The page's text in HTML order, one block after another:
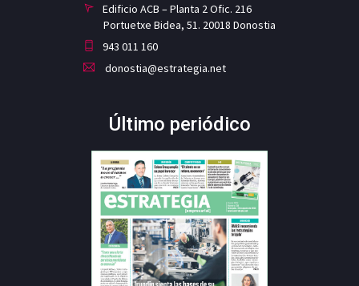
Edificio ACB – Planta 2 Ofic. 216
Portuetxe Bidea, 51. 20018 Donostia
943 011 160
donostia@estrategia.net
Último periódico